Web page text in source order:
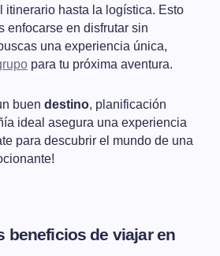
itinerario hasta la logística. Esto
enfocarse en disfrutar sin
una experiencia única,
para tu próxima aventura.
buen destino, planificación
ideal asegura una experiencia
para descubrir el mundo de una
beneficios de viajar en